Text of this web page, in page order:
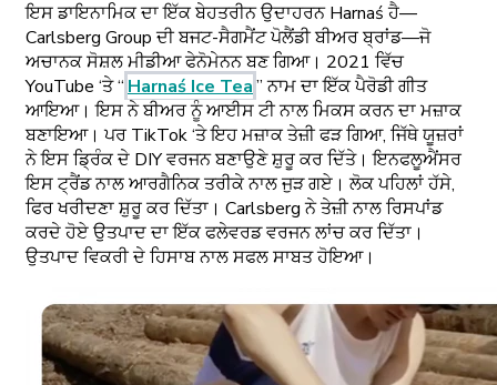
ਇਸ ਡਾਇਨਾਮਿਕ ਦਾ ਇੱਕ ਬੇਹਤਰੀਨ ਉਦਾਹਰਨ Harnaś ਹੈ—
Carlsberg Group ਦੀ ਬਜਟ-ਸੈਗਮੈਂਟ ਪੋਲੈਂਡੀ ਬੀਅਰ ਬ੍ਰਾਂਡ—ਜੋ
ਅਚਾਨਕ ਸੋਸ਼ਲ ਮੀਡੀਆ ਫੇਨੋਮੇਨਨ ਬਣ ਗਿਆ। 2021 ਵਿੱਚ
YouTube ‘ਤੇ “Harnaś Ice Tea” ਨਾਮ ਦਾ ਇੱਕ ਪੈਰੋਡੀ ਗੀਤ
ਆਇਆ। ਇਸ ਨੇ ਬੀਅਰ ਨੂੰ ਆਈਸ ਟੀ ਨਾਲ ਮਿਕਸ ਕਰਨ ਦਾ ਮਜ਼ਾਕ
ਬਣਾਇਆ। ਪਰ TikTok ‘ਤੇ ਇਹ ਮਜ਼ਾਕ ਤੇਜ਼ੀ ਫੜ ਗਿਆ, ਜਿੱਥੇ ਯੂਜ਼ਰਾਂ
ਨੇ ਇਸ ਡ੍ਰਿੰਕ ਦੇ DIY ਵਰਜਨ ਬਣਾਉਣੇ ਸ਼ੁਰੂ ਕਰ ਦਿੱਤੇ। ਇਨਫਲੂਐਂਸਰ
ਇਸ ਟ੍ਰੈਂਡ ਨਾਲ ਆਰਗੈਨਿਕ ਤਰੀਕੇ ਨਾਲ ਜੁੜ ਗਏ। ਲੋਕ ਪਹਿਲਾਂ ਹੱਸੇ,
ਫਿਰ ਖਰੀਦਣਾ ਸ਼ੁਰੂ ਕਰ ਦਿੱਤਾ। Carlsberg ਨੇ ਤੇਜ਼ੀ ਨਾਲ ਰਿਸਪਾਂਡ
ਕਰਦੇ ਹੋਏ ਉਤਪਾਦ ਦਾ ਇੱਕ ਫਲੇਵਰਡ ਵਰਜਨ ਲਾਂਚ ਕਰ ਦਿੱਤਾ।
ਉਤਪਾਦ ਵਿਕਰੀ ਦੇ ਹਿਸਾਬ ਨਾਲ ਸਫਲ ਸਾਬਤ ਹੋਇਆ।